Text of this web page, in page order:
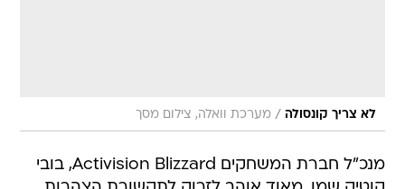
לא צריך קונסולה / מערכת וואלה, צילום מסך
מנכ"ל חברת המשחקים Activision Blizzard, בובי